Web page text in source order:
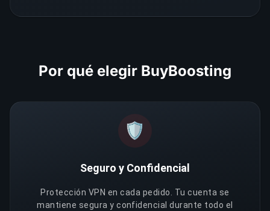
Por qué elegir BuyBoosting
🛡️
Seguro y Confidencial
Protección VPN en cada pedido. Tu cuenta se
mantiene segura y confidencial durante todo el